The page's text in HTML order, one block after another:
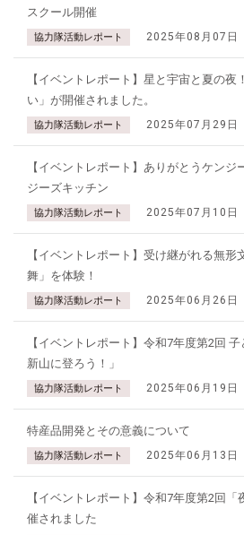
スクール開催
協力隊活動レポート 2025年08月07日
【イベントレポート】星と宇宙と夏の夜
い」が開催されました。
協力隊活動レポート 2025年07月29日
【イベントレポート】ありがとうケンジ
ジーズキッチン
協力隊活動レポート 2025年07月10日
【イベントレポート】受け継がれる無形
舞」を体験！
協力隊活動レポート 2025年06月26日
【イベントレポート】令和7年度第2回
新山に登ろう！」
協力隊活動レポート 2025年06月19日
特産品開発とその意義について
協力隊活動レポート 2025年06月13日
【イベントレポート】令和7年度第2回「
催されました